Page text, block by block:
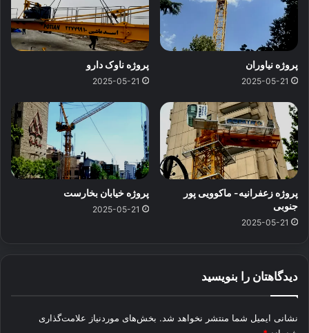
پروژه نیاوران
2025-05-21
پروژه ناوک دارو
2025-05-21
پروژه زعفرانیه- ماکوویی پور
جنوبی
2025-05-21
پروژه خیابان بخارست
2025-05-21
دیدگاهتان را بنویسید
نشانی ایمیل شما منتشر نخواهد شد. بخش‌های موردنیاز علامت‌گذاری